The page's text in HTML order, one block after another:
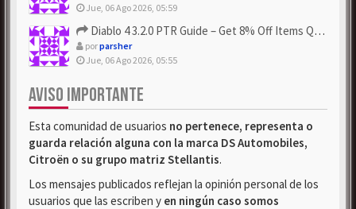
Jue, 06 Ago 2026, 05:59
Diablo 4 3.2.0 PTR Guide – Get 8% Off Items Quickly to Test ...
porparsher
Jue, 06 Ago 2026, 05:55
AVISO IMPORTANTE
Esta comunidad de usuarios no pertenece, representa o
guarda relación alguna con la marca DS Automobiles,
Citroën o su grupo matriz Stellantis.
Los mensajes publicados reflejan la opinión personal de los
usuarios que las escriben y en ningún caso somos